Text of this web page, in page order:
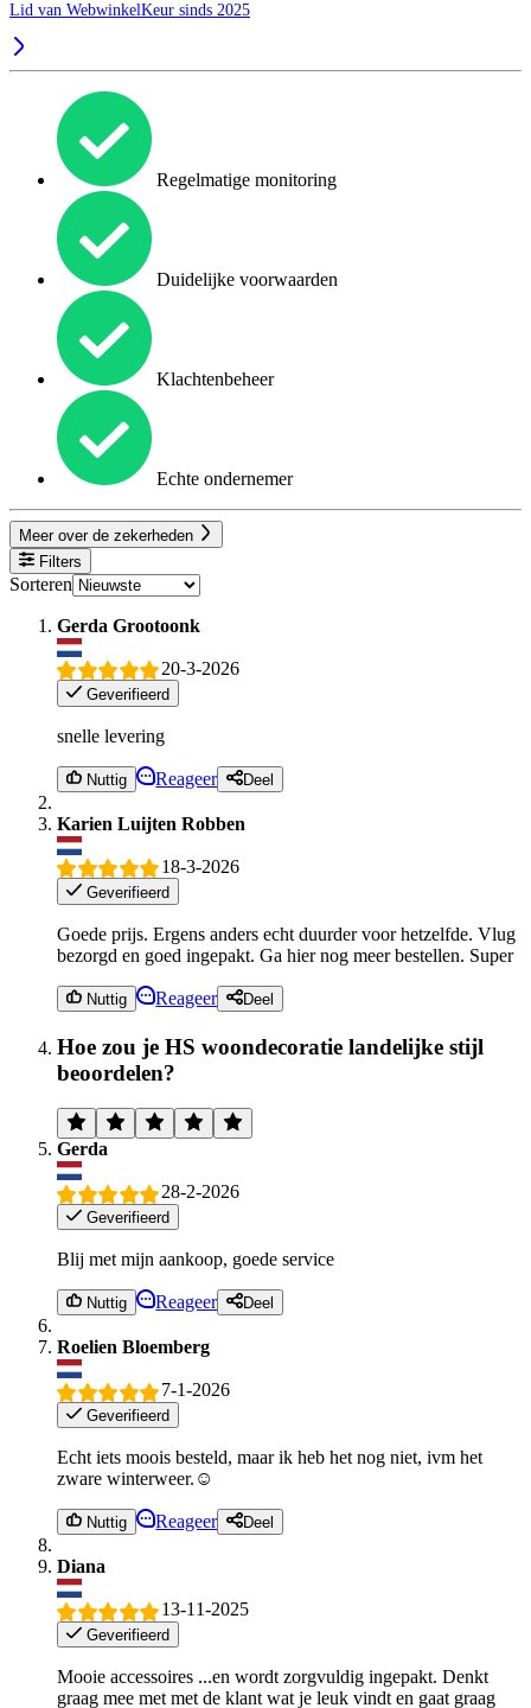
Lid van WebwinkelKeur sinds 2025
Regelmatige monitoring
Duidelijke voorwaarden
Klachtenbeheer
Echte ondernemer
Meer over de zekerheden
Filters
Sorteren
Gerda Grootoonk
20-3-2026
Geverifieerd
snelle levering
Nuttig Reageer Deel
Karien Luijten Robben
18-3-2026
Geverifieerd
Goede prijs. Ergens anders echt duurder voor hetzelfde. Vlug
bezorgd en goed ingepakt. Ga hier nog meer bestellen. Super
Nuttig Reageer Deel
Hoe zou je HS woondecoratie landelijke stijl
beoordelen?
Gerda
28-2-2026
Geverifieerd
Blij met mijn aankoop, goede service
Nuttig Reageer Deel
Roelien Bloemberg
7-1-2026
Geverifieerd
Echt iets moois besteld, maar ik heb het nog niet, ivm het
zware winterweer.☺️
Nuttig Reageer Deel
Diana
13-11-2025
Geverifieerd
Mooie accessoires ...en wordt zorgvuldig ingepakt. Denkt
graag mee met met de klant wat je leuk vindt en gaat graag